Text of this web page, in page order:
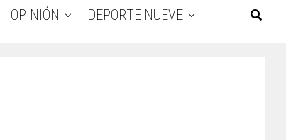
OPINIÓN DEPORTE NUEVE